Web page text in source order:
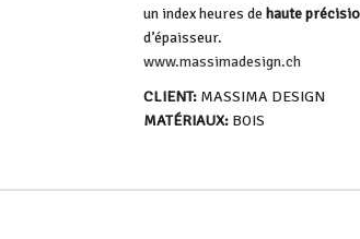
un index heures de haute
d’épaisseur.
www.massimadesign.ch
CLIENT: MASSIMA DESIGN
MATÉRIAUX: BOIS